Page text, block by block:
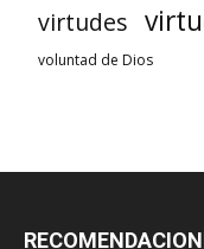
virtudes
voluntad de Dios